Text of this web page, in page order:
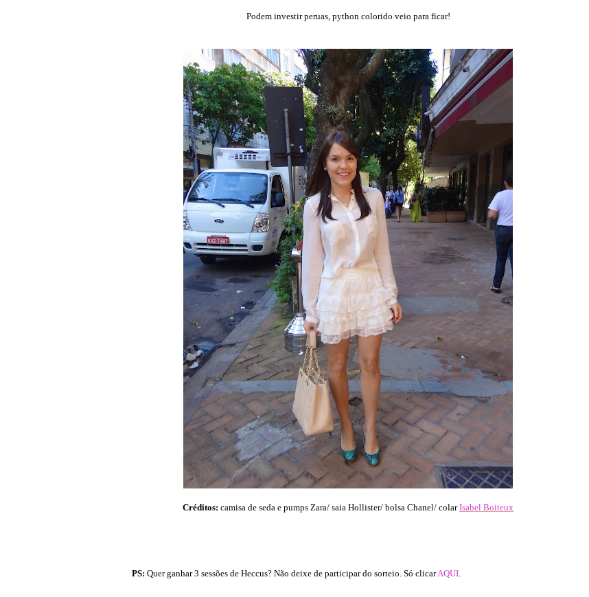
Podem investir peruas, python colorido veio para ficar!
Créditos: camisa de seda e pumps Zara/ saia Hollister/ bolsa Chanel/ colarIsabel Boiteux
PS: Quer ganhar 3 sessões de Heccus? Não deixe de participar do sorteio. Só clicarAQUI